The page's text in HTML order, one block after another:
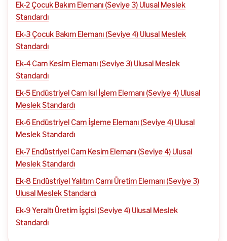
Ek-2 Çocuk Bakım Elemanı (Seviye 3) Ulusal Meslek
Standardı
Ek-3 Çocuk Bakım Elemanı (Seviye 4) Ulusal Meslek
Standardı
Ek-4 Cam Kesim Elemanı (Seviye 3) Ulusal Meslek
Standardı
Ek-5 Endüstriyel Cam Isıl İşlem Elemanı (Seviye 4) Ulusal
Meslek Standardı
Ek-6 Endüstriyel Cam İşleme Elemanı (Seviye 4) Ulusal
Meslek Standardı
Ek-7 Endüstriyel Cam Kesim Elemanı (Seviye 4) Ulusal
Meslek Standardı
Ek-8 Endüstriyel Yalıtım Camı Üretim Elemanı (Seviye 3)
Ulusal Meslek Standardı
Ek-9 Yeraltı Üretim İşçisi (Seviye 4) Ulusal Meslek
Standardı